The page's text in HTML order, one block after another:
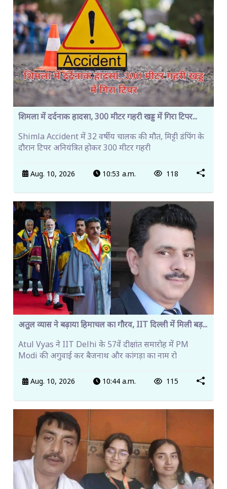
शिमला में दर्दनाक हादसा, 300 मीटर गहरी खड्ड में गिरा टिपर...
Shimla Accident में 32 वर्षीय चालक की मौत, मिट्टी डंपिंग के
दौरान टिपर अनियंत्रित होकर 300 मीटर गहरी
Aug. 10, 2026 10:53 a.m. 118
अतुल व्यास ने बढ़ाया हिमाचल का गौरव, IIT दिल्ली में मिली बड़...
Atul Vyas ने IIT Delhi के 57वें दीक्षांत समारोह में PM
Modi की अगुवाई कर बैजनाथ और कांगड़ा का नाम रो
Aug. 10, 2026 10:44 a.m. 115